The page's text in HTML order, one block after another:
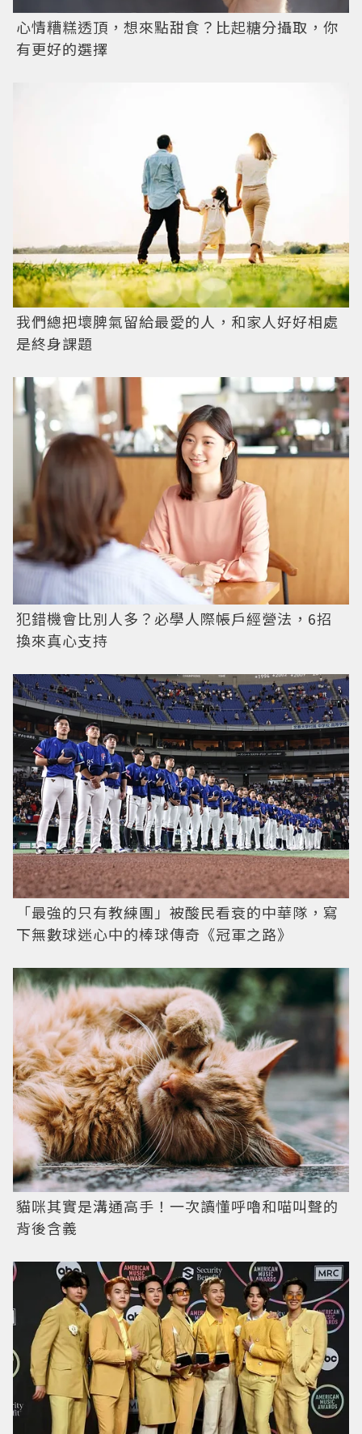
心情糟糕透頂，想來點甜食？比起糖分攝取，你
有更好的選擇
我們總把壞脾氣留給最愛的人，和家人好好相處
是終身課題
犯錯機會比別人多？必學人際帳戶經營法，6招
換來真心支持
「最強的只有教練團」被酸民看衰的中華隊，寫
下無數球迷心中的棒球傳奇《冠軍之路》
貓咪其實是溝通高手！一次讀懂呼嚕和喵叫聲的
背後含義